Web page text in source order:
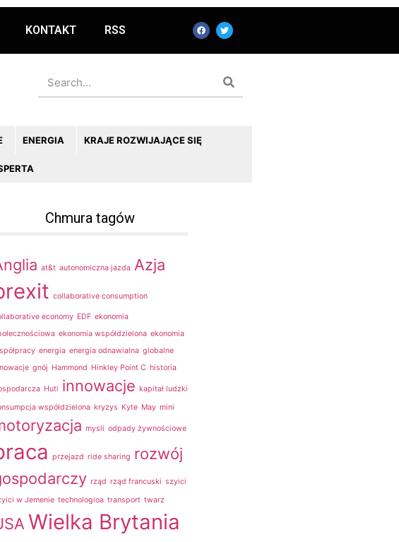
KONTAKT RSS
ENERGIA KRAJE ROZWIJAJĄCE SIĘ
Chmura tagów
at&t autonomiczna jazda Azja
collaborative consumption
economy EDF ekonomia
ekonomia współdzielona ekonomia
energia energia odnawialna globalne
gnój Hammond Hinkley Point C historia
Huti innowacje kapitał ludzki
współdzielona kryzys Kyte May mini
mysli odpady żywnościowe
przejazd ride sharing rozwój
rząd rząd francuski szyici
w Jemenie technologioa transport twarz
Wielka Brytania